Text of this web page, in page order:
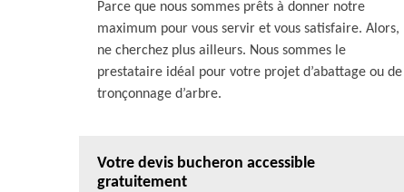
Parce que nous sommes prêts à donner notre
maximum pour vous servir et vous satisfaire. Alors,
ne cherchez plus ailleurs. Nous sommes le
prestataire idéal pour votre projet d’abattage ou de
tronçonnage d’arbre.
Votre devis bucheron accessible
gratuitement